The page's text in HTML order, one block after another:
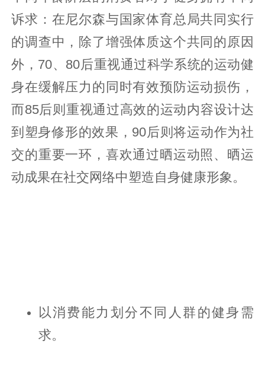
诉求：在尼尔森与国家体育总局共同实行
的调查中，除了增强体质这个共同的原因
外，70、80后重视通过科学系统的运动健
身在缓解压力的同时有效预防运动损伤，
而85后则重视通过高效的运动内容设计达
到塑身修形的效果，90后则将运动作为社
交的重要一环，喜欢通过晒运动照、晒运
动成果在社交网络中塑造自身健康形象。
以消费能力划分不同人群的健身需
求。